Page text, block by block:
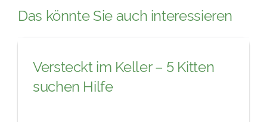
Das könnte Sie auch interessieren
Versteckt im Keller – 5 Kitten
suchen Hilfe